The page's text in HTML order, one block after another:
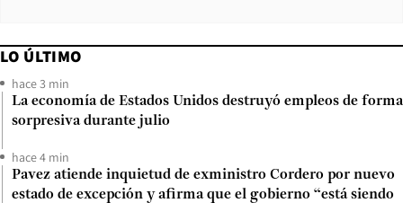
LO ÚLTIMO
hace 3 min
La economía de Estados Unidos destruyó empleos de forma
sorpresiva durante julio
hace 4 min
Pavez atiende inquietud de exministro Cordero por nuevo
estado de excepción y afirma que el gobierno “está siendo